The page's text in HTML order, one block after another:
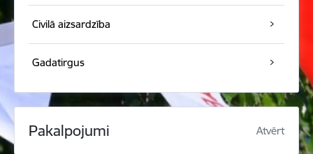
Civilā aizsardzība
Gadatirgus
Pakalpojumi Atvērt